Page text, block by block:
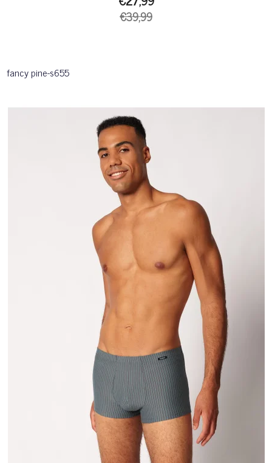
€39,99
fancy pine-s655